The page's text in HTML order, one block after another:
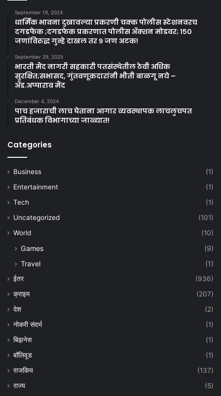
September 19, 2024
धार्मिक भावना दुखावल्या प्रकरणी चक्क पोलीस स्टेशनवरच
दगडफेक ;दगडफेक प्रकरणात पोलीस अ‍ॅक्शन मोडवर; १५०
जणांविरुद्ध गुन्हे दाखल तर ९ जण अटक!
September 29, 2025
भारती मैंद नागरी सहकारी पतसंस्थेतील ठेवी अधिक
सुरक्षित;सभासद, गुंतवणूकदारांनी भीती बाळगू नये –
ॲड.अप्पाराव मैंद
December 4, 2024
पाच हजाराची लाच घेताना आगार व्यवस्थापक लाचलुचपत
प्रतिबंधक विभागाच्या जाळ्यात!
Categories
Business
(1)
Entertainment
(1)
Tech
(1)
Uncategorized
(101)
World
(10)
Games
(9)
Travel
(1)
ईतर
(936)
क्राइम
(207)
देश
(2)
नोकरी संदर्भ
(1)
बिझनेस
(1)
बॉलिवूड
(1)
राजकिय
(137)
राज्य
(5)